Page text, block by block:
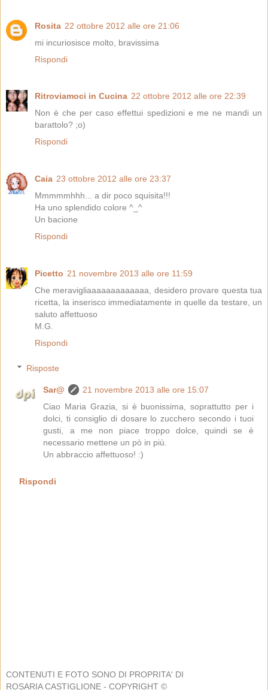
Rosita 22 ottobre 2012 alle ore 21:06
mi incuriosisce molto, bravissima
Rispondi
Ritroviamoci in Cucina 22 ottobre 2012 alle ore 22:39
Non è che per caso effettui spedizioni e me ne mandi un
barattolo? ;o)
Rispondi
Caia 23 ottobre 2012 alle ore 23:37
Mmmmmhhh... a dir poco squisita!!!
Ha uno splendido colore ^_^
Un bacione
Rispondi
Picetto 21 novembre 2013 alle ore 11:59
Che meravigliaaaaaaaaaaaaa, desidero provare questa tua
ricetta, la inserisco immediatamente in quelle da testare, un
saluto affettuoso
M.G.
Rispondi
Risposte
Sar@
21 novembre 2013 alle ore 15:07
Ciao Maria Grazia, si è buonissima, soprattutto per i
dolci, ti consiglio di dosare lo zucchero secondo i tuoi
gusti, a me non piace troppo dolce, quindi se è
necessario mettene un pò in più.
Un abbraccio affettuoso! :)
Rispondi
CONTENUTI E FOTO SONO DI PROPRITA' DI
ROSARIA CASTIGLIONE - COPYRIGHT ©